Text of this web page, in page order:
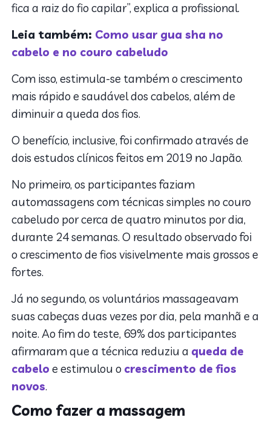
fica a raiz do fio capilar”, explica a profissional.
Leia também: Como usar gua sha no
cabelo e no couro cabeludo
Com isso, estimula-se também o crescimento
mais rápido e saudável dos cabelos, além de
diminuir a queda dos fios.
O benefício, inclusive, foi confirmado através de
dois estudos clínicos feitos em 2019 no Japão.
No primeiro, os participantes faziam
automassagens com técnicas simples no couro
cabeludo por cerca de quatro minutos por dia,
durante 24 semanas. O resultado observado foi
o crescimento de fios visivelmente mais grossos e
fortes.
Já no segundo, os voluntários massageavam
suas cabeças duas vezes por dia, pela manhã e a
noite. Ao fim do teste, 69% dos participantes
afirmaram que a técnica reduziu a queda de
cabelo e estimulou o crescimento de fios
novos.
Como fazer a massagem